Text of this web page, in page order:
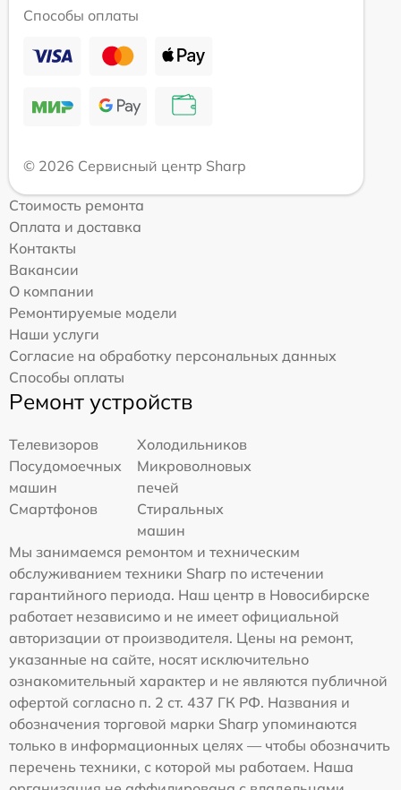
Способы оплаты
© 2026 Сервисный центр Sharp
Стоимость ремонта
Оплата и доставка
Контакты
Вакансии
О компании
Ремонтируемые модели
Наши услуги
Согласие на обработку персональных данных
Способы оплаты
Ремонт устройств
Телевизоров
Холодильников
Посудомоечных
машин
Микроволновых
печей
Смартфонов
Стиральных
машин
Мы занимаемся ремонтом и техническим
обслуживанием техники Sharp по истечении
гарантийного периода. Наш центр в Новосибирске
работает независимо и не имеет официальной
авторизации от производителя. Цены на ремонт,
указанные на сайте, носят исключительно
ознакомительный характер и не являются публичной
офертой согласно п. 2 ст. 437 ГК РФ. Названия и
обозначения торговой марки Sharp упоминаются
только в информационных целях — чтобы обозначить
перечень техники, с которой мы работаем. Наша